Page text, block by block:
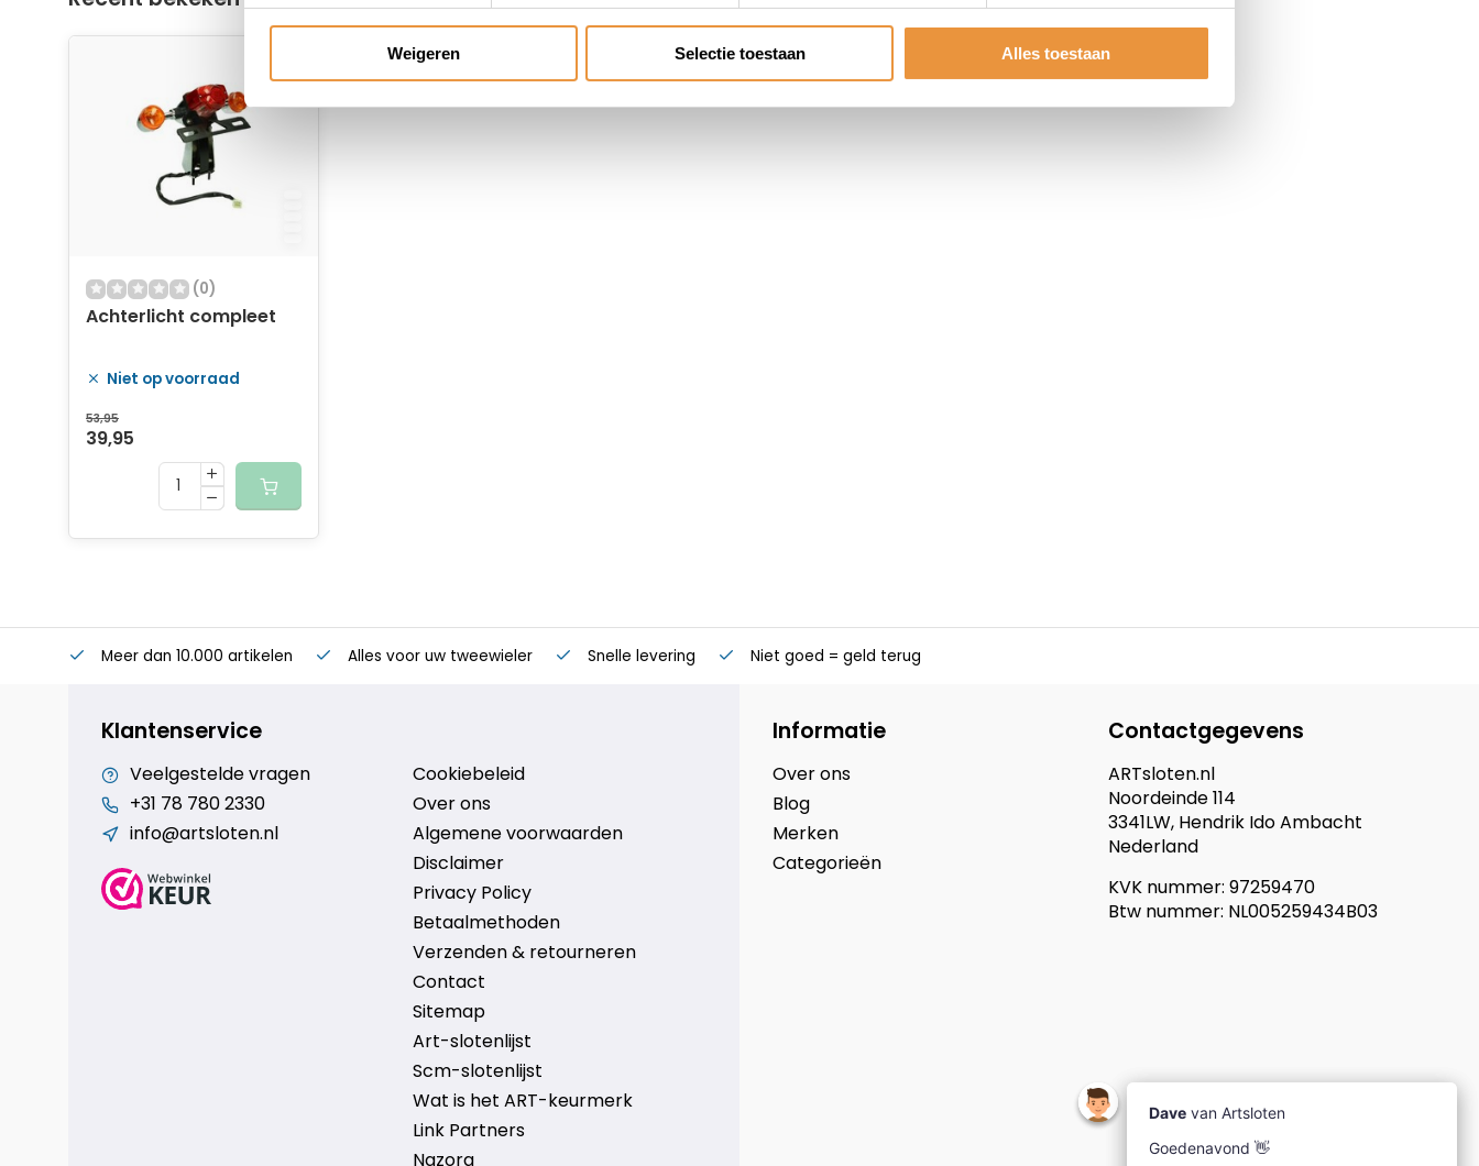
Weigeren Selectie toestaan Alles toestaan
(0)
Achterlicht compleet
Niet op voorraad
53,95
39,95
Meer dan 10.000 artikelen Alles voor uw tweewieler Snelle levering Niet goed = geld terug
Klantenservice
Veelgestelde vragen
+31 78 780 2330
info@artsloten.nl
Cookiebeleid
Over ons
Algemene voorwaarden
Disclaimer
Privacy Policy
Betaalmethoden
Verzenden & retourneren
Contact
Sitemap
Art-slotenlijst
Scm-slotenlijst
Wat is het ART-keurmerk
Link Partners
Nazorg
Informatie
Over ons
Blog
Merken
Categorieën
Contactgegevens
ARTsloten.nl
Noordeinde 114
3341LW, Hendrik Ido Ambacht
Nederland
KVK nummer: 97259470
Btw nummer: NL005259434B03